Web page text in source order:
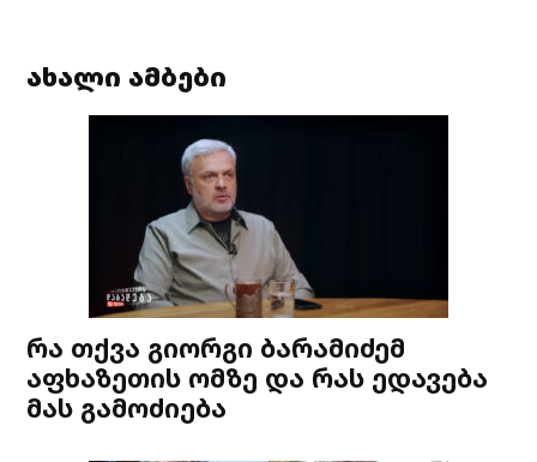
ახალი ამბები
რა თქვა გიორგი ბარამიძემ
აფხაზეთის ომზე და რას ედავება
მას გამოძიება